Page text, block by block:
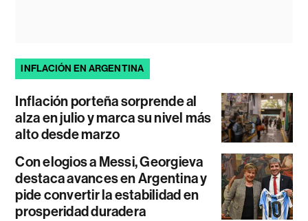
INFLACIÓN EN ARGENTINA
Inflación porteña sorprende al
alza en julio y marca su nivel más
alto desde marzo
Con elogios a Messi, Georgieva
destaca avances en Argentina y
pide convertir la estabilidad en
prosperidad duradera